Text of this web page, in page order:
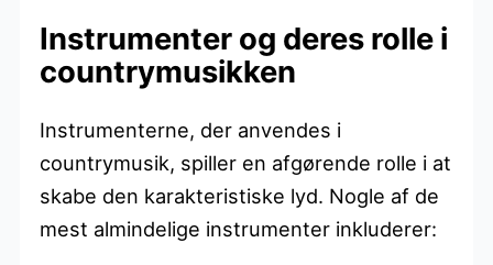
Instrumenter og deres rolle i
countrymusikken
Instrumenterne, der anvendes i
countrymusik, spiller en afgørende rolle i at
skabe den karakteristiske lyd. Nogle af de
mest almindelige instrumenter inkluderer: